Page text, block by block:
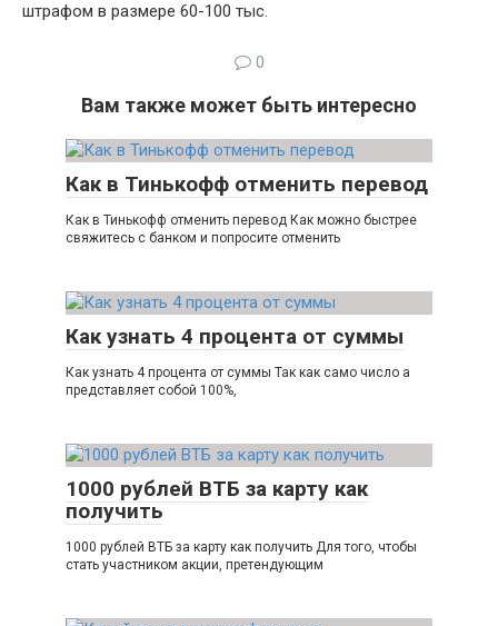
штрафом в размере 60-100 тыс.
0
Вам также может быть интересно
Как в Тинькофф отменить перевод
Как в Тинькофф отменить перевод Как можно быстрее
свяжитесь с банком и попросите отменить
Как узнать 4 процента от суммы
Как узнать 4 процента от суммы Так как само число а
представляет собой 100%,
1000 рублей ВТБ за карту как
получить
1000 рублей ВТБ за карту как получить Для того, чтобы
стать участником акции, претендующим